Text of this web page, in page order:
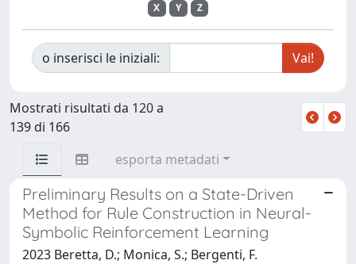
X
Y Z
o inserisci le iniziali:
Mostrati risultati da 120 a
139 di 166
esporta metadati
Preliminary Results on a State-Driven
Method for Rule Construction in Neural-
Symbolic Reinforcement Learning
2023 Beretta, D.; Monica, S.; Bergenti, F.